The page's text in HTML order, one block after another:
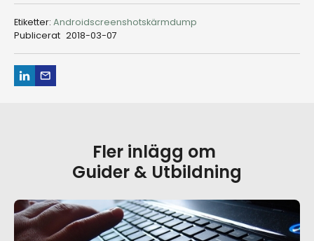
Etiketter: Androidscreenshotskärmdump
Publicerat 2018-03-07
Fler inlägg om
Guider & Utbildning